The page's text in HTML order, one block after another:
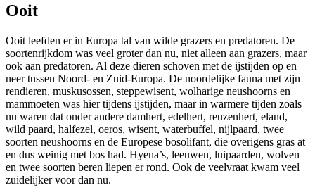
Ooit
Ooit leefden er in Europa tal van wilde grazers en predatoren. De
soortenrijkdom was veel groter dan nu, niet alleen aan grazers, maar
ook aan predatoren. Al deze dieren schoven met de ijstijden op en
neer tussen Noord- en Zuid-Europa. De noordelijke fauna met zijn
rendieren, muskusossen, steppewisent, wolharige neushoorns en
mammoeten was hier tijdens ijstijden, maar in warmere tijden zoals
nu waren dat onder andere damhert, edelhert, reuzenhert, eland,
wild paard, halfezel, oeros, wisent, waterbuffel, nijlpaard, twee
soorten neushoorns en de Europese bosolifant, die overigens gras at
en dus weinig met bos had. Hyena’s, leeuwen, luipaarden, wolven
en twee soorten beren liepen er rond. Ook de veelvraat kwam veel
zuidelijker voor dan nu.